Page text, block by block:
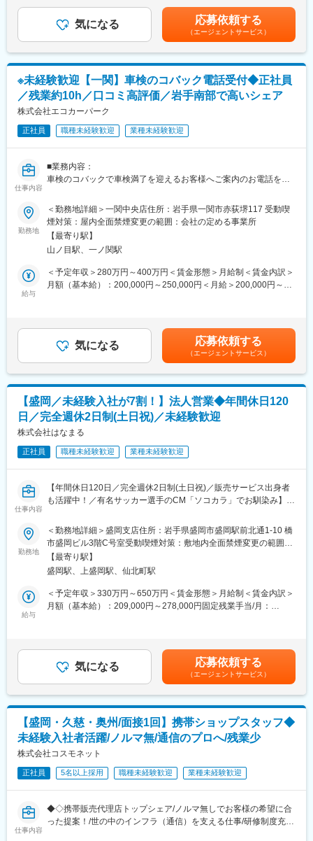
・休日について：1か月前にシフトを提出
・子育て両立メンバー多数在籍
■魅力
・単に商品を販売するのではなく、顧客に寄り添った提案が可能
・現在約40万軒のご家族がご利用中の生活インフラサービス
★未経験から入社実績多数★
携帯販売、化粧品販売、眼鏡ショップ、お菓子屋さんのショップ
販売、ホテルスタッフ、美容師さんなど様々なご経験の方活躍
■入社後の流れ
◎先輩社員がメンターとして付き、店舗でのOJTを中心に一連の
◎数か月～半年程度で一人前に！
■キャリアパス
デジタルライフプランナー業務は継続しつつ、店長やエリア長と
いったマネジメントや、企画営業などにチャレンジ！
変更の範囲：会社の定める業務
ほどになります。
す。
■業務環境：
社員の7割が5年以内に入社した社員で構成されている、一関市で
は珍しい、平均年齢38歳の元気な会社です。新しいオフィスには
清潔感があり、地元のFMラジオが流れています。同社には明確か
つ具体的な評価制度があるため、常に成長実感を得ながら働くこ
とができます。
■同社の特徴：
創業より40周年を期に、2015年、新たな経営体制を構築し新店舗
のオープンを実現し、地域の顧客からより一層求められ頼られる
企業として社員一同努力を惜しまず「一流のプロ」として日々精
進しています。
ームだからこそ、馴染みやすい環境ができております。
変更の範囲：会社の定める業務
実績）賃金はあくまでも目安の金額であり、選考を通じて上下す
る可能性があります。月給(月額)は固定手当を含めた表記です。
気になる 応募依頼する
（エージェントサービス）
※未経験歓迎【一関】車検のコバック電話受付◆正社員
／残業約10h／口コミ高評価／岩手南部で高いシェア
株式会社エコカーパーク
正社員 職種未経験歓迎 業種未経験歓迎
仕事内容
■業務内容：
車検のコバックで車検満了を迎えるお客様へご案内のお電話をす
【具体的には】
◇車検や点検など、ご案内等の電話対
◇入庫スケジュールの管理
◇顧客情報の管理
◇ＤＭ発送等
■車の知識がない未経験でも安心！：
◇車検のコバックでは、各種教育カリュキュラムがあり、入社直
◇社員の５割以上が３年以内に入社頂いたメンバーなので、皆仲
が良く、気軽に相談出来る環境が整っております。
■働き方
勤務時間：1～4月、9～12月は8時間勤務となり、5～8月は7.5時
間勤務となります。変更点は休憩時間となります。
■当社特徴：
◇安定的に成長中。一関のインフラ企業を担う企業です。
創業より40周年を期に、2015年、新たな経営体制を構築し新店舗
企業として社員一同努力を惜しまず「一流のプロ」として日々精
進しています。
直近5年間では、売上5倍 社員のほとんどが5年以内に入社のチ
ームだからこそ、馴染みやすい環境ができております。
◇地域社会に重要な農業資機材・各種機械販売メンテナンス、自
動車販売・点検整備検査、給排水設備・宅内配管、環境保全の為
勤務地
＜勤務地詳細＞一関中央店住所：岩手県一関市赤荻堺117 受動喫
煙対策：屋内全面禁煙変更の範囲：会社の定める事業所
【最寄り駅】
山ノ目駅、一ノ関駅
給与
＜予定年収＞280万円～400万円＜賃金形態＞月給制＜賃金内訳＞
月額（基本給）：200,000円～250,000円＜月給＞200,000円～
す。月給(月額)は固定手当を含めた表記です。
気になる 応募依頼する
（エージェントサービス）
【盛岡／未経験入社が7割！】法人営業◆年間休日120
日／完全週休2日制(土日祝)／未経験歓迎
株式会社はなまる
正社員 職種未経験歓迎 業種未経験歓迎
仕事内容
【年間休日120日／完全週休2日制(土日祝)／販売サービス出身者
も活躍中！／有名サッカー選手のCM「ソコカラ」でお馴染み】
企業様への事故車や災害などでダメージを負った車の買い取り営
業となります。
ダメージカーの状況をマニュアル・項目に沿って確認⇒査定シス
テムで査定⇒買取価格を案内⇒交渉成立でインセンを獲得いただ
きます。
＜具体的には＞
ェック
※分からない場合は車の写真をメールで送れば先輩や別メンバーが
サポート！
＜入社後の流れ＞
先輩社員がきちんと教育しますので、業界未経験の方もご安心し
てお仕事していただけます。
※先輩社員の前職：レストランのホールスタッフや飲食スタッフ、
アパレルスタッフ、不動産営業、リフォーム営業など様々
《研修スケジュール》
1週目：『座学』
勤務地
＜勤務地詳細＞盛岡支店住所：岩手県盛岡市盛岡駅前北通1-10 橋
市盛岡ビル3階C号室受動喫煙対策：敷地内全面禁煙変更の範囲：
会社の定める事業所
【最寄り駅】
盛岡駅、上盛岡駅、仙北町駅
給与
＜予定年収＞330万円～650万円＜賃金形態＞月給制＜賃金内訳＞
月額（基本給）：209,000円～278,000円固定残業手当/月：
年2回 昇給:年1回※毎月の買取車輌の販売実績により、インセン
ティブを支給※エリア限定求人は転勤無しですが、全国型求人で転
勤が問題ない場合、別途転勤手当：1万円/月を支給賃金はあくま
でも目安の金額であり、選考を通じて上下する可能性がありま
す。月給(月額)は固定手当を含めた表記です。
気になる 応募依頼する
（エージェントサービス）
【盛岡・久慈・奥州/面接1回】携帯ショップスタッフ◆
未経験入社者活躍/ノルマ無/通信のプロへ/残業少
株式会社コスモネット
正社員 5名以上採用 職種未経験歓迎 業種未経験歓迎
仕事内容
◆◇携帯販売代理店トップシェア/ノルマ無しでお客様の希望に合
った提案！/世の中のインフラ（通信）を支える仕事/研修制度充